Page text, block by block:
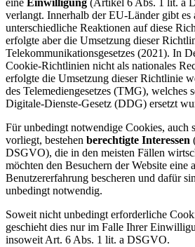
eine Einwilligung (Artikel 6 Abs. 1 lit. a
verlangt. Innerhalb der EU-Länder gibt es
unterschiedliche Reaktionen auf diese
erfolgte aber die Umsetzung dieser
Telekommunikationsgesetzes (2021). In
Cookie-Richtlinien nicht als nationales
erfolgte die Umsetzung dieser Richtlinie
des Telemediengesetzes (TMG), welches
Digitale-Dienste-Gesetz (DDG) ersetzt
Für unbedingt notwendige Cookies,
vorliegt, bestehen berechtigte Interessen
DSGVO), die in den meisten Fällen
möchten den Besuchern der Website eine
Benutzererfahrung bescheren und dafür
unbedingt notwendig.
Soweit nicht unbedingt erforderliche
geschieht dies nur im Falle Ihrer
insoweit Art. 6 Abs. 1 lit. a DSGVO.